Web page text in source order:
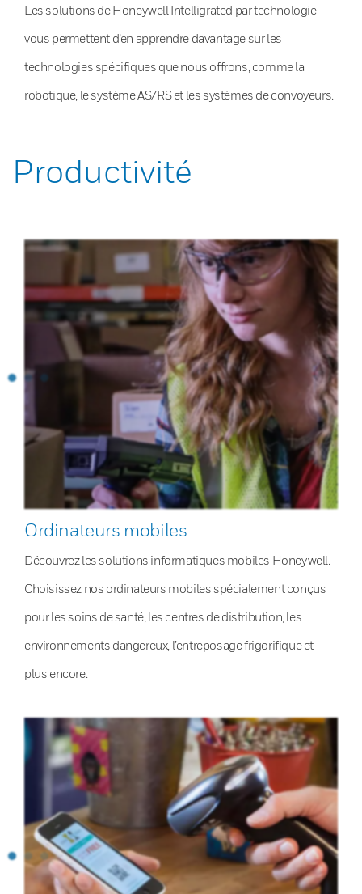
Les solutions de Honeywell Intelligrated par technologie
vous permettent d’en apprendre davantage sur les
technologies spécifiques que nous offrons, comme la
robotique, le système AS/RS et les systèmes de convoyeurs.
Productivité
Ordinateurs mobiles
Découvrez les solutions informatiques mobiles Honeywell.
Choisissez nos ordinateurs mobiles spécialement conçus
pour les soins de santé, les centres de distribution, les
environnements dangereux, l’entreposage frigorifique et
plus encore.